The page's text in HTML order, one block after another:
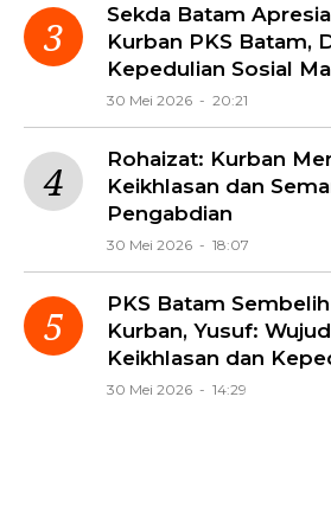
Sekda Batam
Kurban PKS Batam,
Kepedulian Sosial
30 Mei 2026 - 20:21
Rohaizat: Kurban
Keikhlasan dan
Pengabdian
30 Mei 2026 - 18:07
PKS Batam
Kurban, Yusuf:
Keikhlasan dan
30 Mei 2026 - 14:29